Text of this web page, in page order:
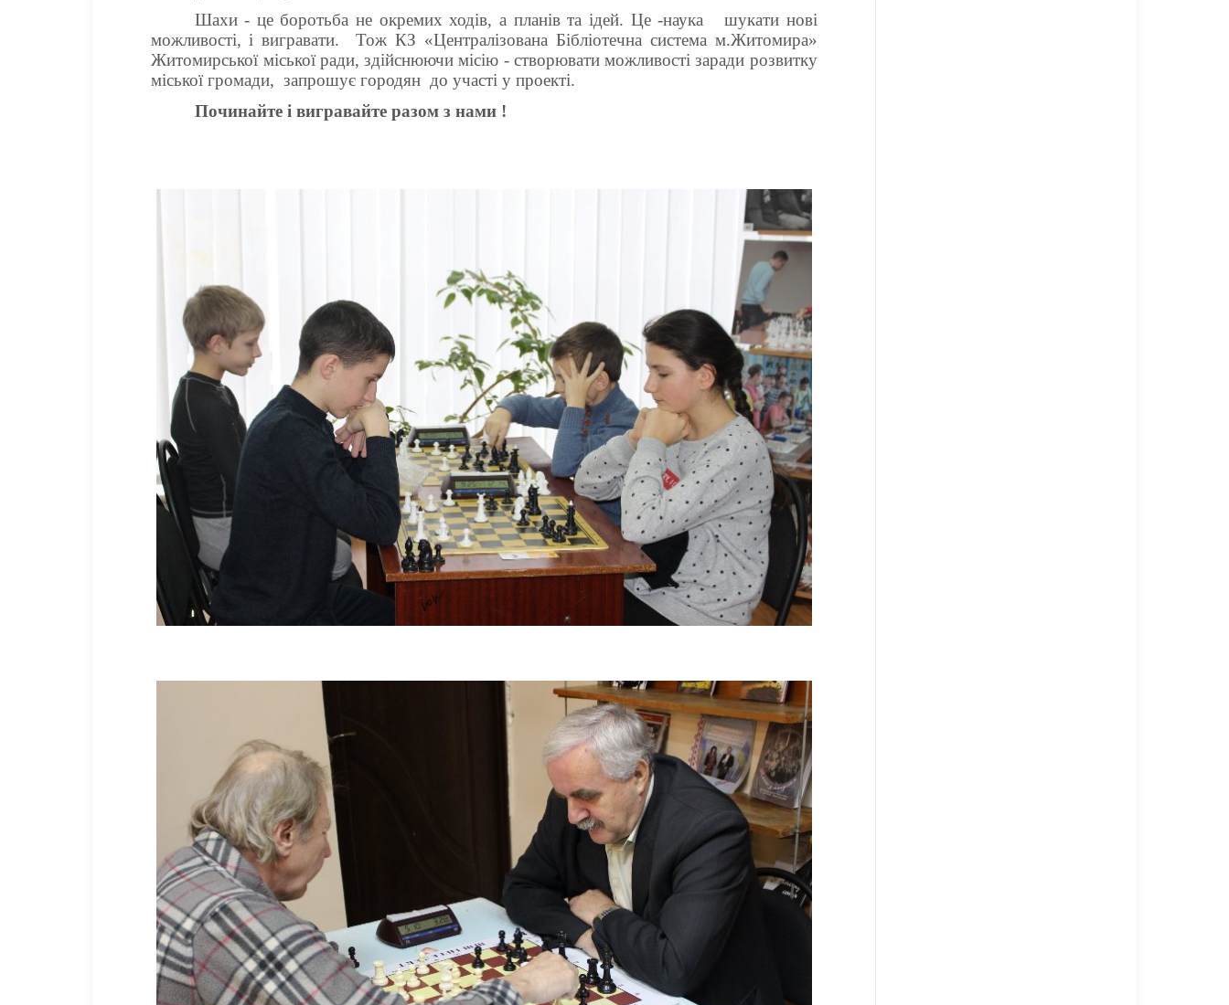
Шахи - це боротьба не окремих ходів, а планів та ідей. Це -наука
шукати нові
можливості, і вигравати. Тож КЗ «Централізована Бібліотечна система м.Житомира»
Житомирської міської ради, здійснюючи місію - створювати можливості заради розвитку
міської громади, запрошує городян до участі у проекті.
Починайте і вигравайте разом з нами !